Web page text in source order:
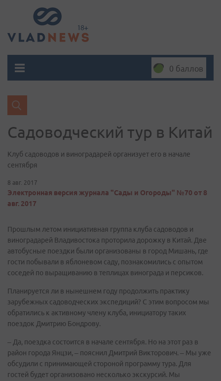
0 баллов
Садоводческий тур в Китай
Клуб садоводов и виноградарей организует его в начале
сентября
8 авг. 2017
Электронная версия журнала "Сады и Огороды" №70 от 8
авг. 2017
Прошлым летом инициативная группа клуба садоводов и
виноградарей Владивостока проторила дорожку в Китай. Две
автобусные поездки были организованы в город Мишань, где
гости побывали в яблоневом саду, познакомились с опытом
соседей по выращиванию в теплицах винограда и персиков.
Планируется ли в нынешнем году продолжить практику
зарубежных садоводческих экспедиций? С этим вопросом мы
обратились к активному члену клуба, инициатору таких
поездок Дмитрию Бондрову.
– Да, поездка состоится в начале сентября. Но на этот раз в
район города Янцзи, – пояснил Дмитрий Викторович. – Мы уже
обсудили с принимающей стороной программу тура. Для
гостей будет организовано несколько экскурсий. Мы